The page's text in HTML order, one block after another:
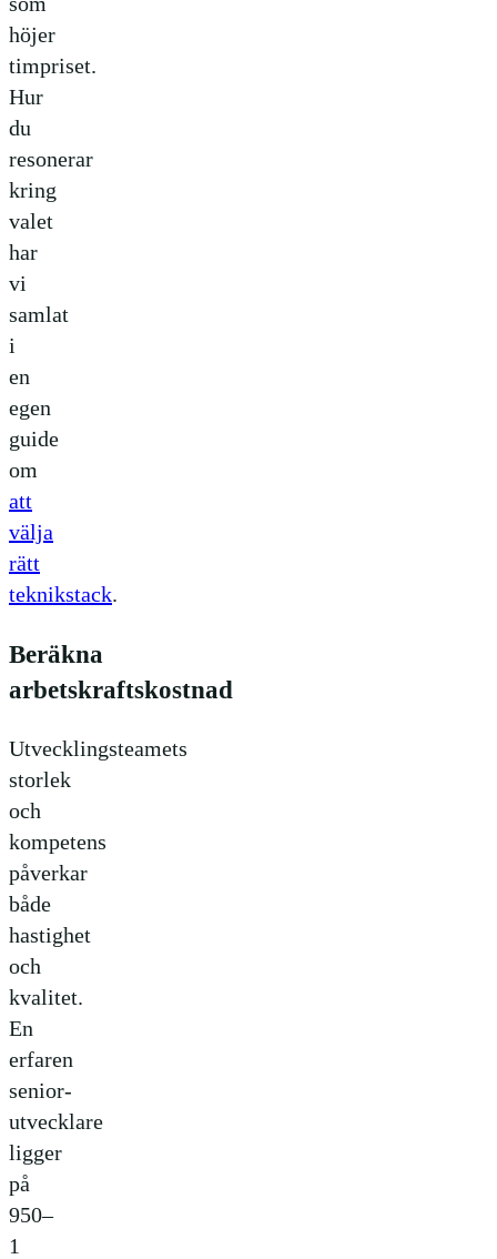
höjer
timpriset.
Hur
du
resonerar
kring
valet
har
vi
samlat
i
en
egen
guide
om
att
välja
rätt
teknikstack.
Beräkna
arbetskraftskostnad
Utvecklingsteamets
storlek
och
kompetens
påverkar
både
hastighet
och
kvalitet.
En
erfaren
senior-
utvecklare
ligger
på
950–
1